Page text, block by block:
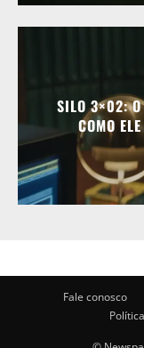
SILO 3×02: O
COMO
Fale conosco